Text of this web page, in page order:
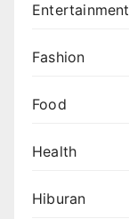
Entertainment
Fashion
Food
Health
Hiburan